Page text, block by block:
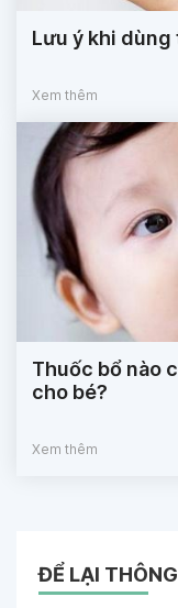
Lưu ý khi
Xem thêm
Thuốc bổ nào
cho bé?
Xem thêm
ĐỂ LẠI